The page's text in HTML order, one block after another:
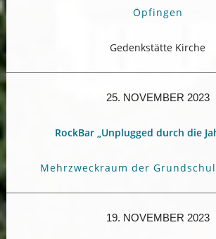
Öpfingen
Gedenkstätte Kirche
25. NOVEMBER 2023
RockBar „Unplugged durch die
Mehrzweckraum der
19. NOVEMBER 2023